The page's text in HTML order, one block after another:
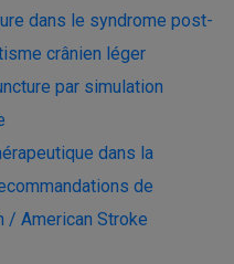
dans le syndrome post-
crânien léger
par simulation
dans la
de
/ American Stroke